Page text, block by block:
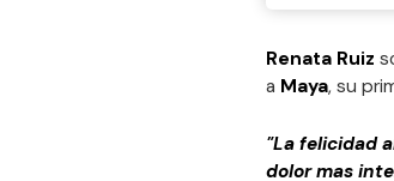
Renata Ruiz
a Maya, su
"La felicidad
dolor mas